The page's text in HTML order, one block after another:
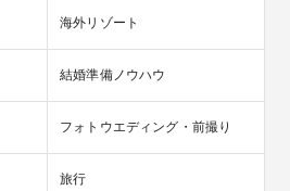
海外リゾート
結婚準備ノウハウ
フォトウエディング・前撮り
旅行